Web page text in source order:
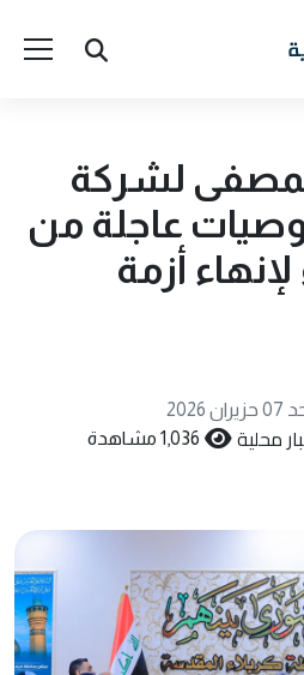
لشركة
عاجلة من
أزمة
2026
محلية 1,036 مشاهدة